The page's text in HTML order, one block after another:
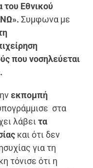
του Εθνικού
Συμφωνα με
που νοσηλεύεται
εκπομπή
στα
λάβειτα
και ότι δεν
για τη
τόνισε ότι η